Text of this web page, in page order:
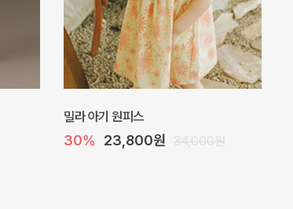
플로아 바디수트
10% 35,100원 39,000원